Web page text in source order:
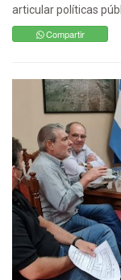
articular políticas
Compartir